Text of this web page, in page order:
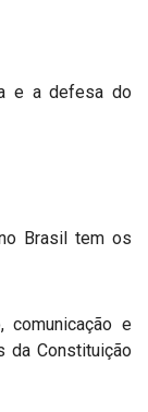
e a defesa do
Brasil tem os
comunicação e
da Constituição